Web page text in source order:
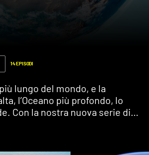
14 EPISODI
lungo del mondo, e la
l’Oceano più profondo, lo
Con la nostra nuova serie di
Terra”, rispondiamo a